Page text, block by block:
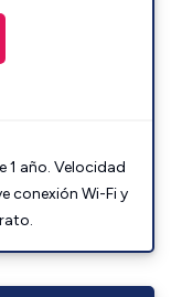
1 año. Velocidad
conexión Wi-Fi y